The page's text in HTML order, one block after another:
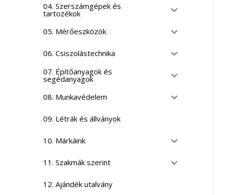
04. Szerszámgépek és
tartozékok
05. Mérőeszközök
06. Csiszolástechnika
07. Építőanyagok és
segédanyagok
08. Munkavédelem
09. Létrák és állványok
10. Márkáink
11. Szakmák szerint
12. Ajándék utalvány